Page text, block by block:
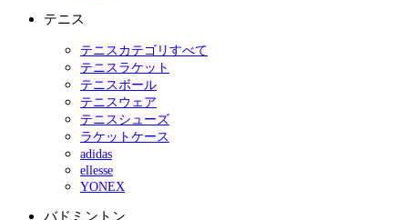
テニス
テニスカテゴリすべて
テニスラケット
テニスボール
テニスウェア
テニスシューズ
ラケットケース
adidas
ellesse
YONEX
バドミントン